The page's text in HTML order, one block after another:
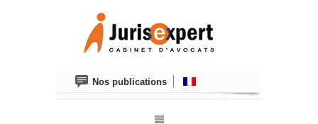
Nos publications